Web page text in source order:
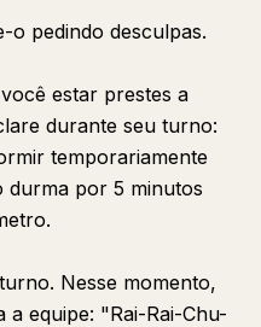
o pedindo desculpas.
estar prestes a
durante seu turno:
temporariamente
durma por 5 minutos
Nesse momento,
equipe: "Rai-Rai-Chu-